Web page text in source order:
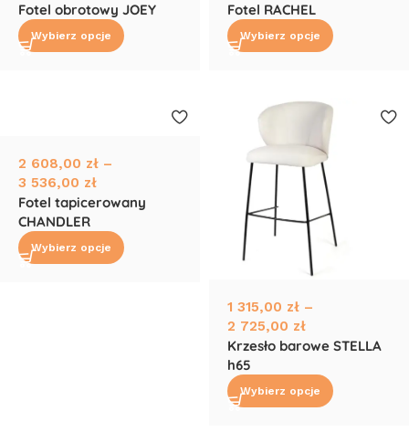
Fotel obrotowy JOEY
Wybierz opcje
Fotel RACHEL
Wybierz opcje
2 608,00 zł –
3 536,00 zł
Fotel tapicerowany
CHANDLER
Wybierz opcje
1 315,00 zł –
2 725,00 zł
Krzesło barowe STELLA
h65
Wybierz opcje